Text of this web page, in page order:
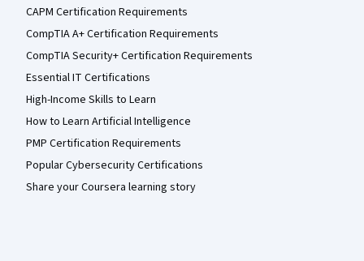
CAPM Certification Requirements
CompTIA A+ Certification Requirements
CompTIA Security+ Certification Requirements
Essential IT Certifications
High-Income Skills to Learn
How to Learn Artificial Intelligence
PMP Certification Requirements
Popular Cybersecurity Certifications
Share your Coursera learning story